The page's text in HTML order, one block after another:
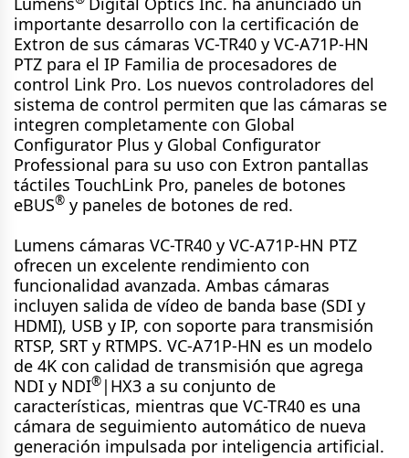
importante desarrollo con la certificación de
Extron de sus cámaras VC-TR40 y VC-A71P-HN
PTZ para el IP Familia de procesadores de
control Link Pro. Los nuevos controladores del
sistema de control permiten que las cámaras se
integren completamente con Global
Configurator Plus y Global Configurator
Professional para su uso con Extron pantallas
táctiles TouchLink Pro, paneles de botones
eBUS® y paneles de botones de red.
Lumens cámaras VC-TR40 y VC-A71P-HN PTZ
ofrecen un excelente rendimiento con
funcionalidad avanzada. Ambas cámaras
incluyen salida de vídeo de banda base (SDI y
HDMI), USB y IP, con soporte para transmisión
RTSP, SRT y RTMPS. VC-A71P-HN es un modelo
de 4K con calidad de transmisión que agrega
NDI y NDI® |HX3 a su conjunto de
características, mientras que VC-TR40 es una
cámara de seguimiento automático de nueva
generación impulsada por inteligencia artificial.